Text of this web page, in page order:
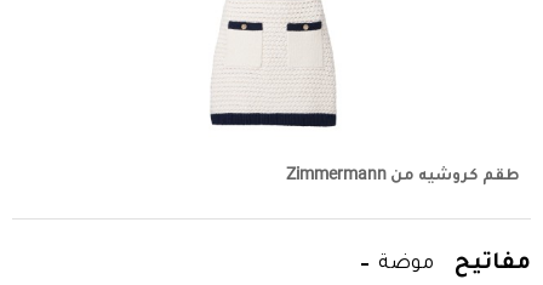
طقم كروشيه من Zimmermann
مفاتيح
موضة